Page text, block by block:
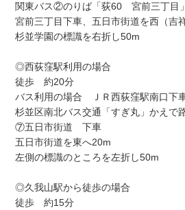
関東バス②のりば「荻60 宮前三丁目
宮前三丁目下車、五日市街道を西（吉
杉並学園の標識を右折し50m
◎西荻窪駅利用の場合
徒歩 約20分
バス利用の場合 ＪＲ西荻窪駅南口下
杉並区南北バス交通「すぎ丸」かえで
⑦五日市街道 下車
五日市街道を東へ20m
左側の標識のところを左折し50m
◎久我山駅から徒歩の場合
徒歩 約15分